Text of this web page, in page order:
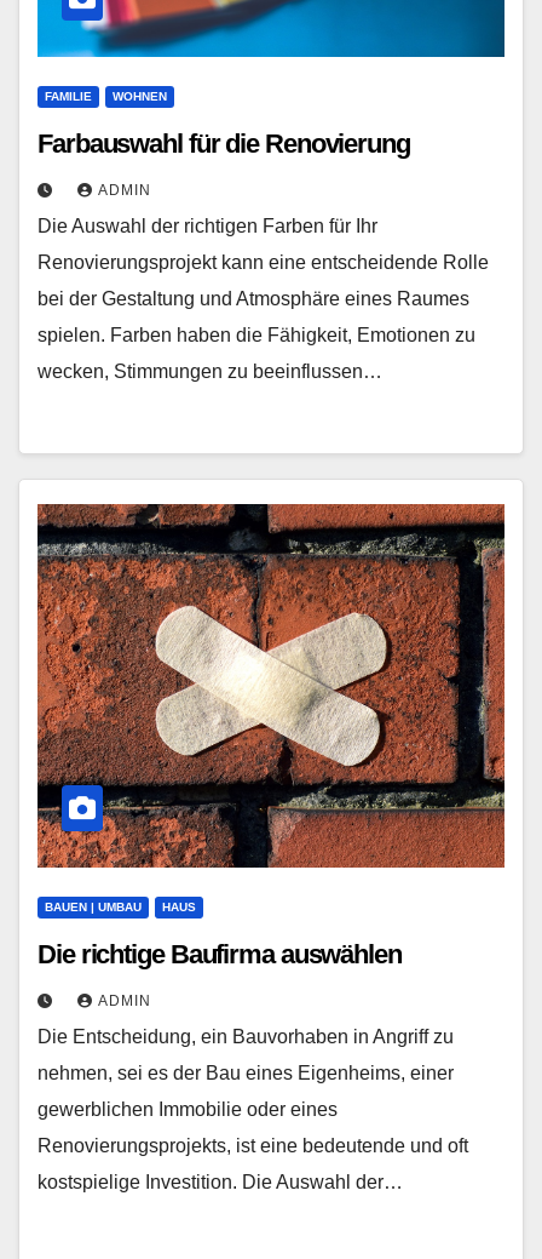
FAMILIE WOHNEN
Farbauswahl für die Renovierung
ADMIN
Die Auswahl der richtigen Farben für Ihr
Renovierungsprojekt kann eine entscheidende Rolle
bei der Gestaltung und Atmosphäre eines Raumes
spielen. Farben haben die Fähigkeit, Emotionen zu
wecken, Stimmungen zu beeinflussen…
BAUEN | UMBAU HAUS
Die richtige Baufirma auswählen
ADMIN
Die Entscheidung, ein Bauvorhaben in Angriff zu
nehmen, sei es der Bau eines Eigenheims, einer
gewerblichen Immobilie oder eines
Renovierungsprojekts, ist eine bedeutende und oft
kostspielige Investition. Die Auswahl der…